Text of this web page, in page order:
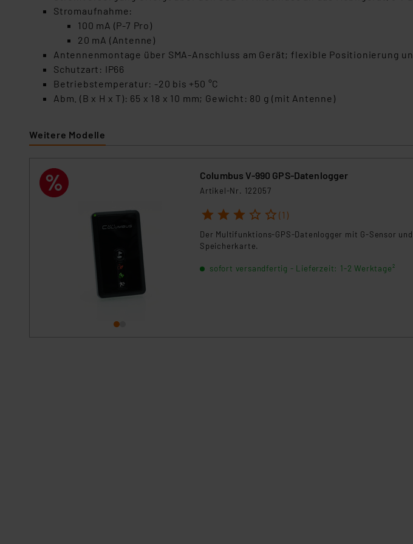
Stromaufnahme:
100 mA (P-7 Pro)
20 mA (Antenne)
Antennenmontage über SMA-Anschluss am Gerät; flexible Positionierung
Schutzart: IP66
Betriebstemperatur: -20 bis +50 °C
Abm. (B x H x T): 65 x 18 x 10 mm; Gewicht: 80 g (mit Antenne)
Weitere Modelle
Columbus V-990 GPS-Datenlogger
Artikel-Nr. 122057
1 2 3 4 5 (1)
Der Multifunktions-GPS-Datenlogger mit G-Sensor
Speicherkarte.
sofort versandfertig - Lieferzeit: 1-2 Werktage²